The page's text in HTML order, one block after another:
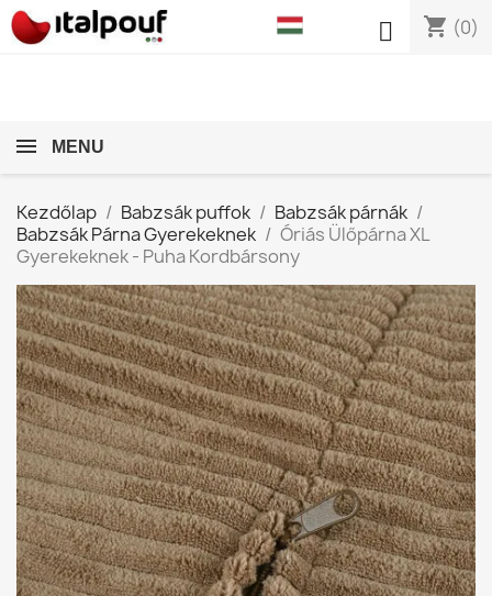
shopping_cart (0)

MENU
Kezdőlap Babzsák puffok
Babzsák párnák
Babzsák Párna Gyerekeknek
Óriás Ülőpárna XL
Gyerekeknek - Puha Kordbársony